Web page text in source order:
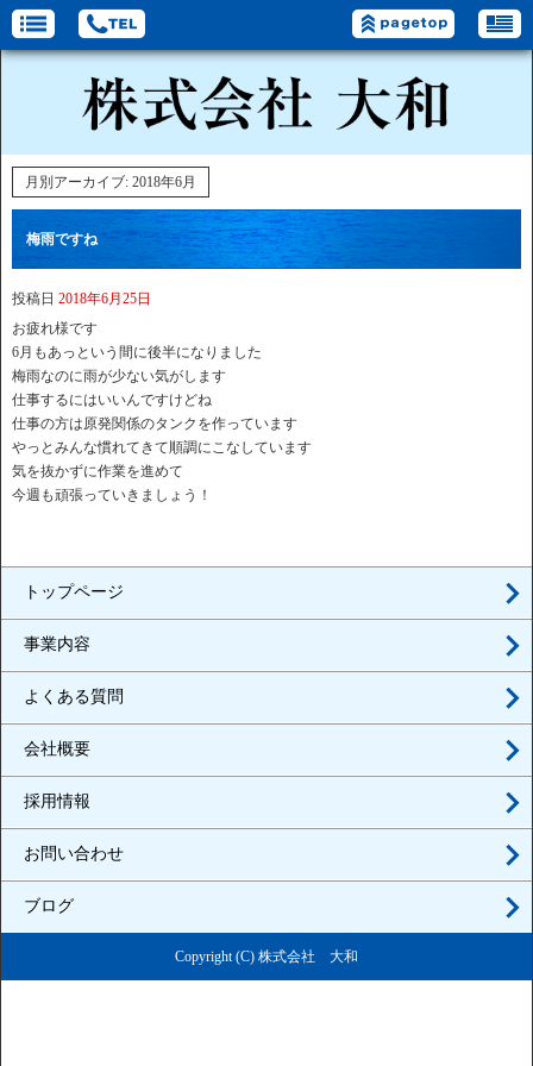
月別アーカイブ: 2018年6月
梅雨ですね
投稿日 2018年6月25日
お疲れ様です
6月もあっという間に後半になりました
梅雨なのに雨が少ない気がします
仕事するにはいいんですけどね
仕事の方は原発関係のタンクを作っています
やっとみんな慣れてきて順調にこなしています
気を抜かずに作業を進めて
今週も頑張っていきましょう！
トップページ
事業内容
よくある質問
会社概要
採用情報
お問い合わせ
ブログ
Copyright (C) 株式会社 大和